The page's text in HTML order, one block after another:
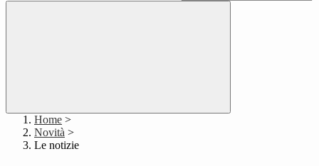
Home >
Novità >
Le notizie